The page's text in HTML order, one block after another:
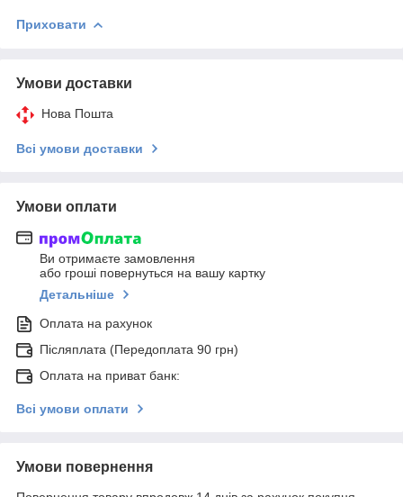
Приховати
Умови доставки
Нова Пошта
Всі умови доставки
Умови оплати
Ви отримаєте замовлення
або гроші повернуться на вашу картку
Детальніше
Оплата на рахунок
Післяплата (Передоплата 90 грн)
Оплата на приват банк:
Всі умови оплати
Умови повернення